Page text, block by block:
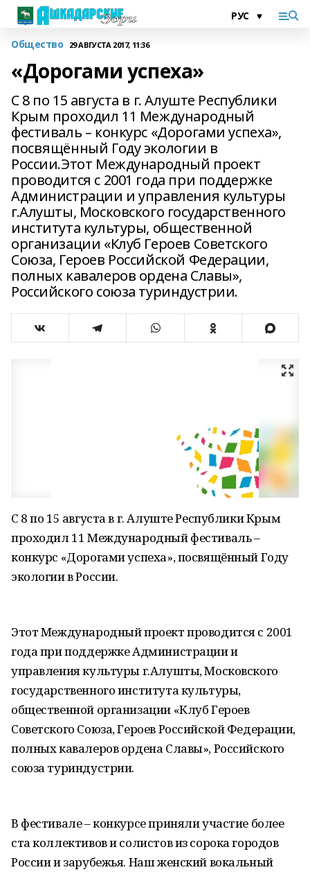
Общество 29 АВГУСТА 2017, 11:36
«Дорогами успеха»
С 8 по 15 августа в г. Алуште Республики
Крым проходил 11 Международный
фестиваль – конкурс «Дорогами успеха»,
посвящённый Году экологии в
России.Этот Международный проект
проводится с 2001 года при поддержке
Администрации и управления культуры
г.Алушты, Московского государственного
института культуры, общественной
организации «Клуб Героев Советского
Союза, Героев Российской Федерации,
полных кавалеров ордена Славы»,
Российского союза туриндустрии.
С 8 по 15 августа в г. Алуште Республики Крым
проходил 11 Международный фестиваль –
конкурс «Дорогами успеха», посвящённый Году
экологии в России.
Этот Международный проект проводится с 2001
года при поддержке Администрации и
управления культуры г.Алушты, Московского
государственного института культуры,
общественной организации «Клуб Героев
Советского Союза, Героев Российской Федерации,
полных кавалеров ордена Славы», Российского
союза туриндустрии.
В фестивале – конкурсе приняли участие более
ста коллективов и солистов из сорока городов
России и зарубежья. Наш женский вокальный